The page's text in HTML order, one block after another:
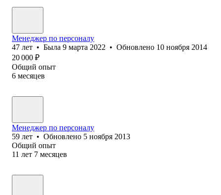
Менеджер по персоналу
47 лет • Была 9 марта 2022 • Обновлено 10 ноября 2014
20 000 ₽
Общий опыт
6 месяцев
Менеджер по персоналу
59 лет • Обновлено 5 ноября 2013
Общий опыт
11 лет 7 месяцев